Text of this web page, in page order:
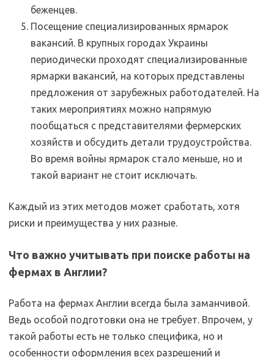
беженцев.
Посещение специализированных ярмарок
вакансий. В крупных городах Украины
периодически проходят специализированные
ярмарки вакансий, на которых представлены
предложения от зарубежных работодателей. На
таких мероприятиях можно напрямую
пообщаться с представителями фермерских
хозяйств и обсудить детали трудоустройства.
Во время войны ярмарок стало меньше, но и
такой вариант не стоит исключать.
Каждый из этих методов может сработать, хотя
риски и преимущества у них разные.
Что важно учитывать при поиске работы на
фермах в Англии?
Работа на фермах Англии всегда была заманчивой.
Ведь особой подготовки она не требует. Впрочем, у
такой работы есть не только специфика, но и
особенности оформления всех разрешений и